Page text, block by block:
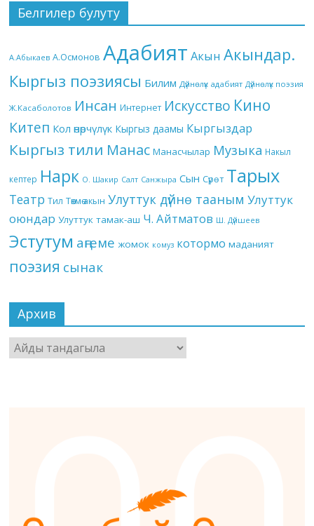
Белгилер булуту
А.Абыкаев А.Осмонов Адабият Акын Акындар.
Кыргыз поэзиясы Билим Дүйнөлүк адабият Дүйнөлүк поэзия
Ж.Касаболотов Инсан Интернет Искусство Кино
Китеп Кол өнөрчүлүк Кыргыз даамы Кыргыздар
Кыргыз тили Манас Манасчылар Музыка Накыл
кептер Нарк О. Шакир Салт Санжыра Сын Сүрөт Тарых
Театр Тил Төкмө акын Улуттук дүйнө тааным Улуттук
оюндар Улуттук тамак-аш Ч. Айтматов Ш. Дүйшеев
Эстутум аңгеме жомок комуз котормо маданият
поэзия сынак
Архив
Архив